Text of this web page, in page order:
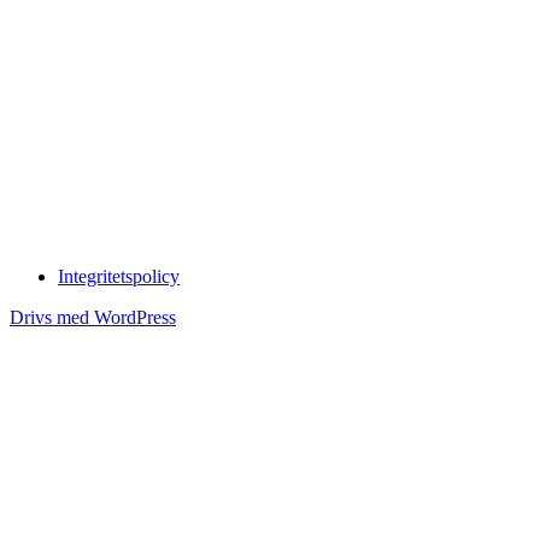
Integritetspolicy
Drivs med WordPress